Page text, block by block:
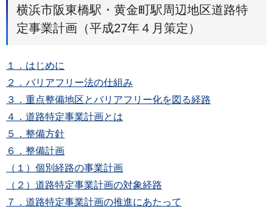
横浜市阪東橋駅・黄金町駅周辺地区道路特
定事業計画（平成27年４月策定）
１．はじめに
２．バリアフリー法の仕組み
３．重点整備地区とバリアフリー化を図る経路
４．道路特定事業計画とは
５．整備方針
６．整備計画
（１）個別経路の事業計画
（２）道路特定事業計画の対象経路
７．道路特定事業計画の推進にあたって